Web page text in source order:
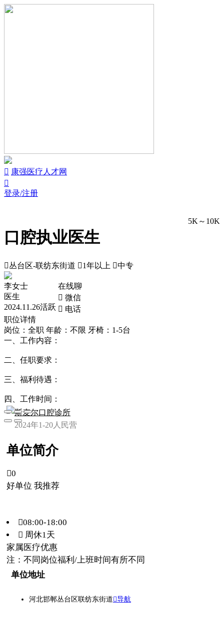
 康强医疗人才网

登录/注册
口腔执业医生
5K～10K
丛台区-联纺东街道 1年以上 中专
李女士
医生
2024.11.26活跃
在线聊
 微信
 电话
职位详情
岗位：全职 年龄：不限 牙椅：1-5台
一、工作内容：
二、任职要求：
三、福利待遇：
四、工作时间：
斯麦尔口腔诊所
2024年1-20人 民营
单位简介
0
好单位 我推荐
08:00-18:00
 周休1天
家属医疗优惠
注：不同岗位福利/上班时间有所不同
单位地址
河北邯郸丛台区联纺东街道导航